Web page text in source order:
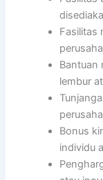
Fasilitas
Bantuan
lembur
Bonus
individu